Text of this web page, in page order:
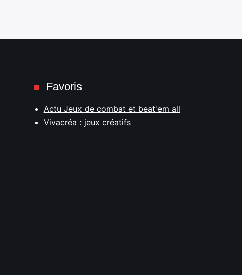
Favoris
Actu Jeux de combat et beat'em all
Vivacréa : jeux créatifs